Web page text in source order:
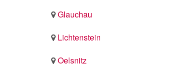
Glauchau
Lichtenstein
Oelsnitz